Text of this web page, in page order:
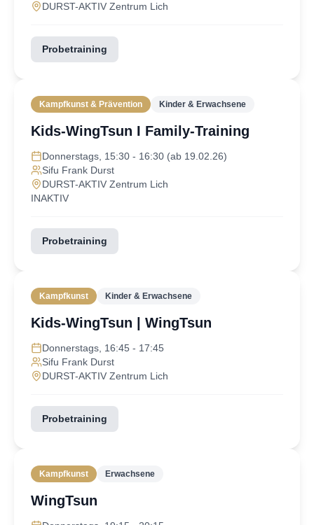
DURST-AKTIV Zentrum Lich
Probetraining
Kampfkunst & Prävention Kinder & Erwachsene
Kids-WingTsun I Family-Training
Donnerstags, 15:30 - 16:30 (ab 19.02.26)
Sifu Frank Durst
DURST-AKTIV Zentrum Lich
INAKTIV
Probetraining
Kampfkunst Kinder & Erwachsene
Kids-WingTsun | WingTsun
Donnerstags, 16:45 - 17:45
Sifu Frank Durst
DURST-AKTIV Zentrum Lich
Probetraining
Kampfkunst Erwachsene
WingTsun